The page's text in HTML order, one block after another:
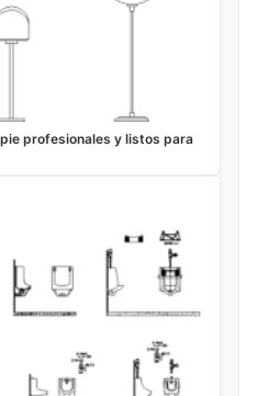
profesionales y listos para